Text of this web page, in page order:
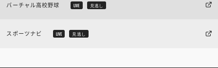
バーチャル高校野球 LIVE 見逃し
スポーツナビ LIVE 見逃し